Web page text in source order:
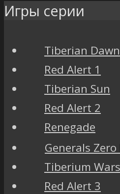
Игры серии
Tiberian Dawn
Red Alert 1
Tiberian Sun
Red Alert 2
Renegade
Generals
Tiberium
Red Alert 3